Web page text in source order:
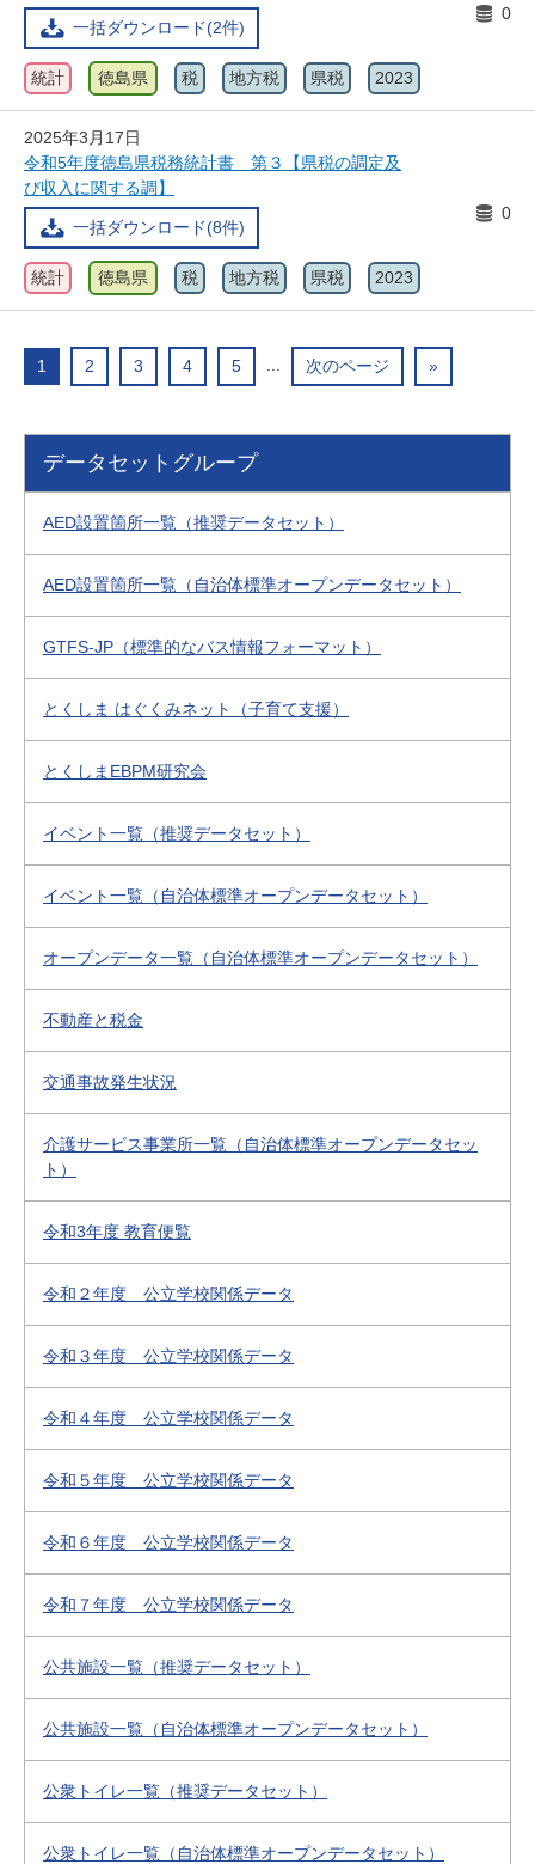
一括ダウンロード(2件)
0
統計 徳島県 税 地方税 県税 2023
2025年3月17日
令和5年度徳島県税務統計書 第３【県税の調定及
び収入に関する調】
一括ダウンロード(8件)
0
統計 徳島県 税 地方税 県税 2023
1 2 3 4 5 ... 次のページ »
データセットグループ
AED設置箇所一覧（推奨データセット）
AED設置箇所一覧（自治体標準オープンデータセット）
GTFS-JP（標準的なバス情報フォーマット）
とくしま はぐくみネット（子育て支援）
とくしまEBPM研究会
イベント一覧（推奨データセット）
イベント一覧（自治体標準オープンデータセット）
オープンデータ一覧（自治体標準オープンデータセット）
不動産と税金
交通事故発生状況
介護サービス事業所一覧（自治体標準オープンデータセッ
ト）
令和3年度 教育便覧
令和２年度 公立学校関係データ
令和３年度 公立学校関係データ
令和４年度 公立学校関係データ
令和５年度 公立学校関係データ
令和６年度 公立学校関係データ
令和７年度 公立学校関係データ
公共施設一覧（推奨データセット）
公共施設一覧（自治体標準オープンデータセット）
公衆トイレ一覧（推奨データセット）
公衆トイレ一覧（自治体標準オープンデータセット）